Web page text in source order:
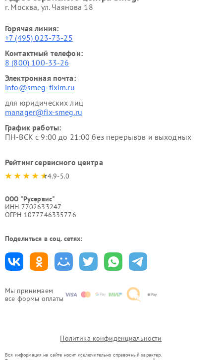
Мы принимаем
все формы оплаты
г. Москва, ул. Чаянова 18
Горячая линия:
+7 (495) 023-73-25
Контактный телефон:
8 (800) 100-33-26
Электронная почта:
info@smeg-fixim.ru
для юридических лиц
manager@fix-smeg.ru
График работы:
ПН-ВСК с 9:00 до 21:00 без перерывов и выходных
Рейтинг сервисного центра
4.9-5.0
ООО "Русервис"
ИНН 7702633247
ОГРН 1077746335776
Поделиться в соц. сетях:
Политика конфиденциальности
Вся информация на сайте носит исключительно справочный характер.